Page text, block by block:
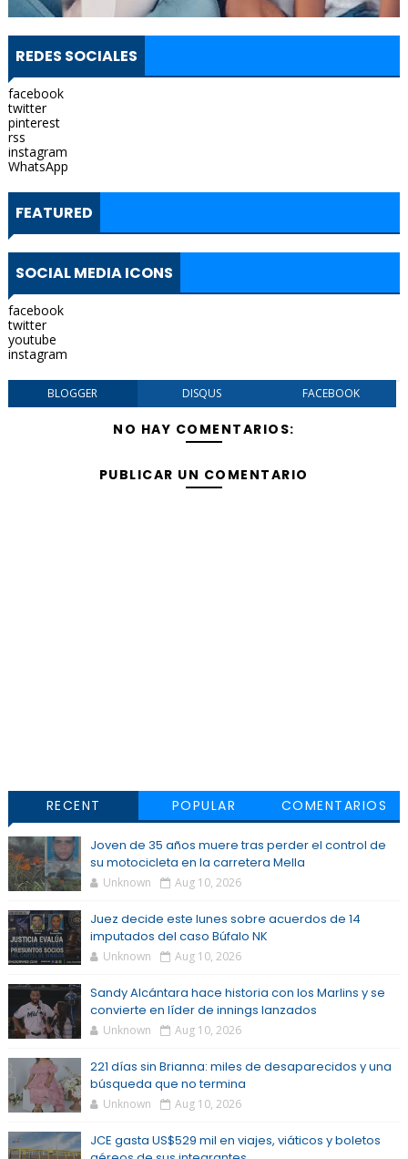
REDES SOCIALES
facebook
twitter
pinterest
rss
instagram
WhatsApp
FEATURED
SOCIAL MEDIA ICONS
facebook
twitter
youtube
instagram
BLOGGER DISQUS FACEBOOK
NO HAY COMENTARIOS:
PUBLICAR UN COMENTARIO
RECENT POPULAR COMENTARIOS
Joven de 35 años muere tras perder el control de
su motocicleta en la carretera Mella
Unknown Aug 10, 2026
Juez decide este lunes sobre acuerdos de 14
imputados del caso Búfalo NK
Unknown Aug 10, 2026
Sandy Alcántara hace historia con los Marlins y se
convierte en líder de innings lanzados
Unknown Aug 10, 2026
221 días sin Brianna: miles de desaparecidos y una
búsqueda que no termina
Unknown Aug 10, 2026
JCE gasta US$529 mil en viajes, viáticos y boletos